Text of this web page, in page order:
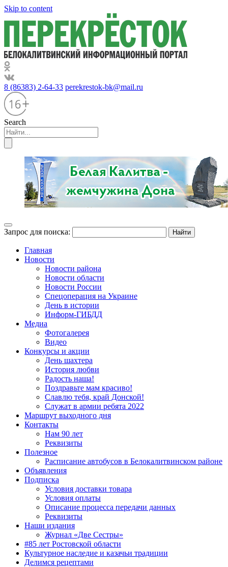
Skip to content
8 (86383) 2-64-33 perekrestok-bk@mail.ru
Search
Запрос для поиска:
Главная
Новости
Новости района
Новости области
Новости России
Спецоперация на Украине
День в истории
Информ-ГИБДД
Медиа
Фотогалерея
Видео
Конкурсы и акции
День шахтера
История любви
Радость наша!
Поздравьте мам красиво!
Славлю тебя, край Донской!
Служат в армии ребята 2022
Маршрут выходного дня
Контакты
Нам 90 лет
Реквизиты
Полезное
Расписание автобусов в Белокалитвинском районе
Объявления
Подписка
Условия доставки товара
Условия оплаты
Описание процесса передачи данных
Реквизиты
Наши издания
Журнал «Две Сестры»
#85 лет Ростовской области
Культурное наследие и казачьи традиции
Делимся рецептами